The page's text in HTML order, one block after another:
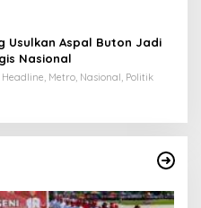
Usulkan Aspal Buton Jadi
Nasional
Metro, Nasional, Politik